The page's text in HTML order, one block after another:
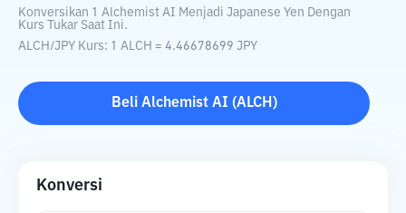
Konversikan 1 Alchemist AI Menjadi Japanese Yen Dengan
Kurs Tukar Saat Ini.
ALCH/JPY Kurs: 1 ALCH = 4.46678699 JPY
Beli Alchemist AI (ALCH )
Konversi